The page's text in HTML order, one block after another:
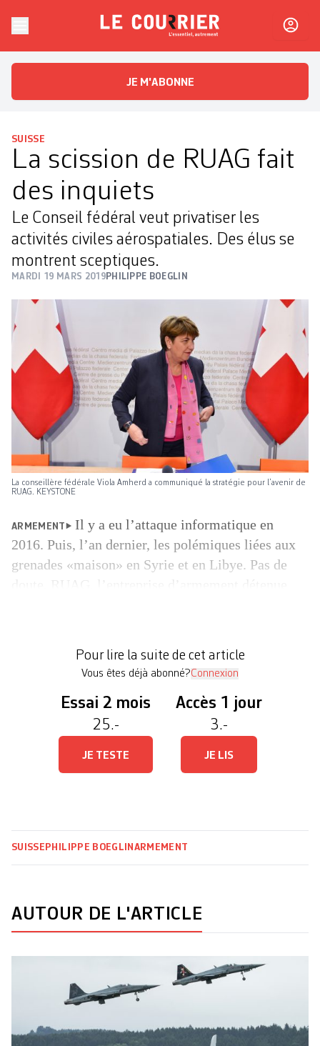
Le CourrierL'essentiel, autrement
JE M'ABONNE
SUISSE
La scission de RUAG fait
des inquiets
Le Conseil fédéral veut privatiser les
activités civiles aérospatiales. Des élus se
montrent sceptiques.
MARDI 19 MARS 2019PHILIPPE BOEGLIN
La conseillère fédérale Viola Amherd a communiqué la stratégie pour l’avenir de
RUAG. KEYSTONE
ARMEMENT
Il y a eu l’attaque informatique en
2016. Puis, l’an dernier, les polémiques liées aux
grenades «maison» en Syrie et en Libye. Pas de
activités civiles. Depuis 1999, le chiffre […]
Pour lire la suite de cet article
Vous êtes déjà abonné?Connexion
Essai 2 mois
25.-
JE TESTE
Accès 1 jour
3.-
JE LIS
SUISSE PHILIPPE BOEGLIN ARMEMENT
AUTOUR DE L'ARTICLE